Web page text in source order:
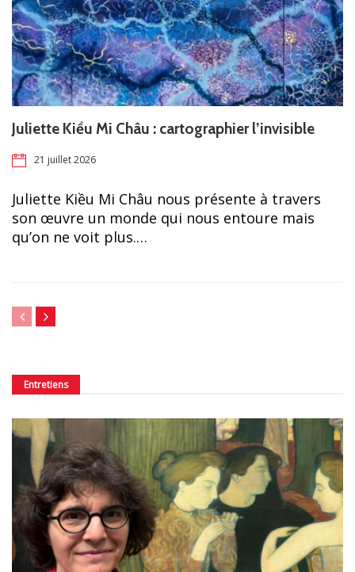
Juliette Kiều Mi Châu : cartographier l’invisible
21 juillet 2026
Juliette Kiều Mi Châu nous présente à travers
son œuvre un monde qui nous entoure mais
qu’on ne voit plus.…
Entretiens